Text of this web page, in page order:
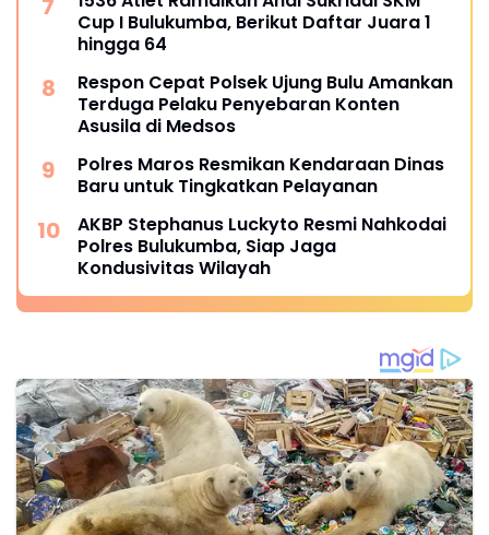
Cup I Bulukumba, Berikut Daftar Juara 1
hingga 64
Respon Cepat Polsek Ujung Bulu Amankan
Terduga Pelaku Penyebaran Konten
Asusila di Medsos
Polres Maros Resmikan Kendaraan Dinas
Baru untuk Tingkatkan Pelayanan
AKBP Stephanus Luckyto Resmi Nahkodai
Polres Bulukumba, Siap Jaga
Kondusivitas Wilayah